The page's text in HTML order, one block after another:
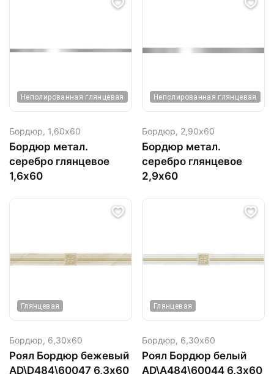
Неполированная глянцевая
Бордюр, 1,60х60
Бордюр метал.
серебро глянцевое
1,6х60
Неполированная глянцевая
Бордюр, 2,90х60
Бордюр метал.
серебро глянцевое
2,9х60
Глянцевая
Бордюр, 6,30х60
Роял Бордюр бежевый
AD\D484\60047 6,3х60
Глянцевая
Бордюр, 6,30х60
Роял Бордюр белый
AD\A484\60044 6,3х60